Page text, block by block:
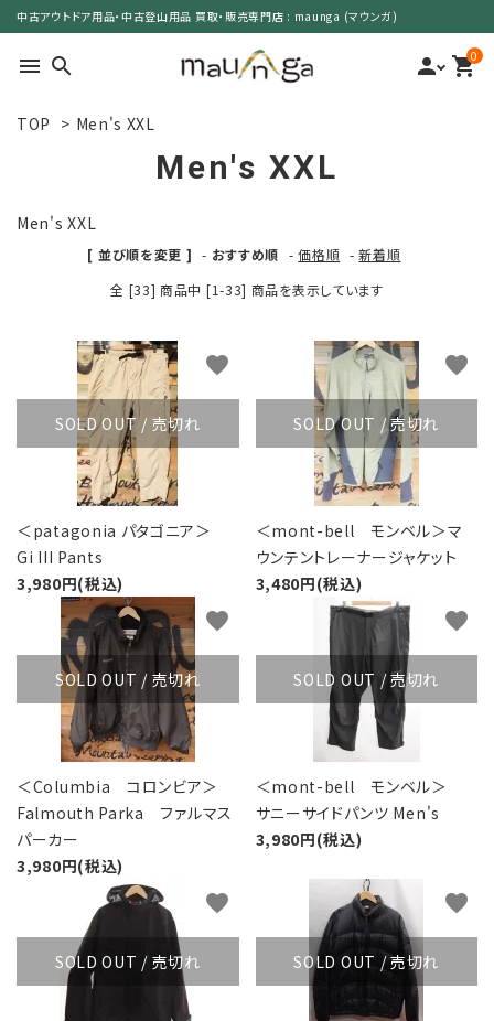
中古アウトドア用品・中古登山用品 買取・販売専門店 : maunga (マウンガ)
menu search person 0
shopping_cart
カテゴリーで選ぶ
価格で選ぶ
買取案内
レンタル・修理
店舗情報
POLICY
INFORMATION
ACCOUNT MENU
ようこそ ゲスト 様
meeting_room ログイン person 新規会員登録
TOP > Men's XXL
Men's XXL
Men's XXL
[ 並び順を変更 ] - おすすめ順 -価格順 -新着順
全 [33] 商品中 [1-33] 商品を表示しています
SOLD OUT / 売切れ
＜patagonia パタゴニア＞
Gi III Pants
3,980円(税込)
favorite
SOLD OUT / 売切れ
＜mont-bell モンベル＞マ
ウンテントレーナージャケット
3,480円(税込)
favorite
SOLD OUT / 売切れ
＜Columbia コロンビア＞
Falmouth Parka ファルマス
パーカー
3,980円(税込)
favorite
SOLD OUT / 売切れ
＜mont-bell モンベル＞
サニーサイドパンツ Men's
3,980円(税込)
favorite
SOLD OUT / 売切れ
favorite
SOLD OUT / 売切れ
favorite